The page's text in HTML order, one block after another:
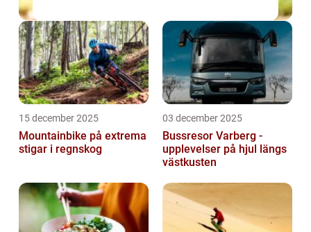
15 december 2025
Mountainbike på extrema
stigar i regnskog
03 december 2025
Bussresor Varberg -
upplevelser på hjul längs
västkusten